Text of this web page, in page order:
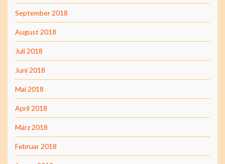
September 2018
August 2018
Juli 2018
Juni 2018
Mai 2018
April 2018
März 2018
Februar 2018